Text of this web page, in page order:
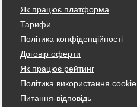
Як працює платформа
Тарифи
Політика конфіденційності
Договір оферти
Як працює рейтинг
Політика використання cookie
Питання-відповідь